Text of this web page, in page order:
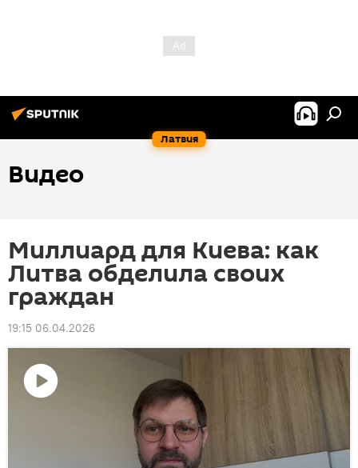
Латвия
Видео
Миллиард для Киева: как
Литва обделила своих
граждан
19:15 06.04.2026